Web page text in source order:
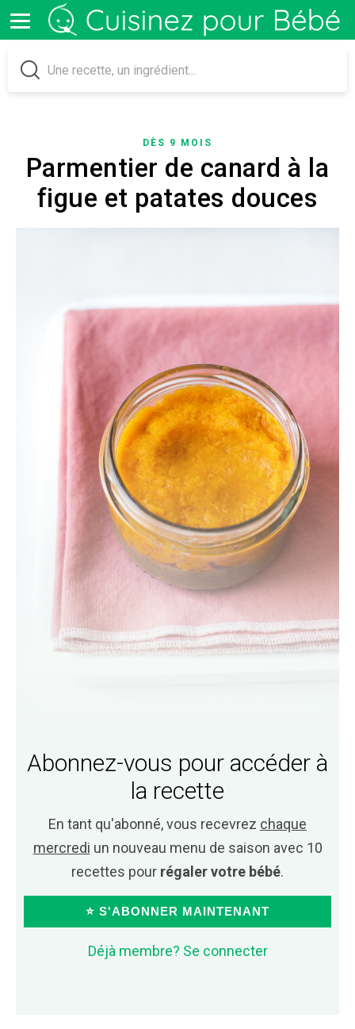
DÈS 9 MOIS
Parmentier de canard à la
figue et patates douces
Abonnez-vous pour accéder à
la recette
En tant qu'abonné, vous recevrez chaque
mercredi un nouveau menu de saison avec 10
recettes pour régaler votre bébé.
⭐ S'ABONNER MAINTENANT
Déjà membre? Se connecter